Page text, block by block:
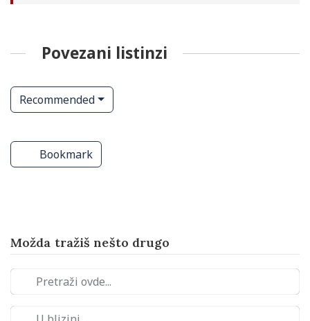
Povezani listinzi
Recommended
Bookmark
Možda tražiš nešto drugo